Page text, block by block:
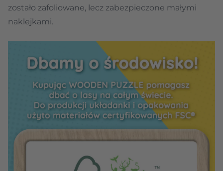
zostało zafoliowane, lecz zabezpieczone małymi
naklejkami.